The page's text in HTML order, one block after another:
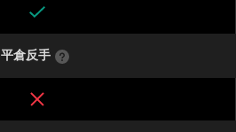
平倉反手